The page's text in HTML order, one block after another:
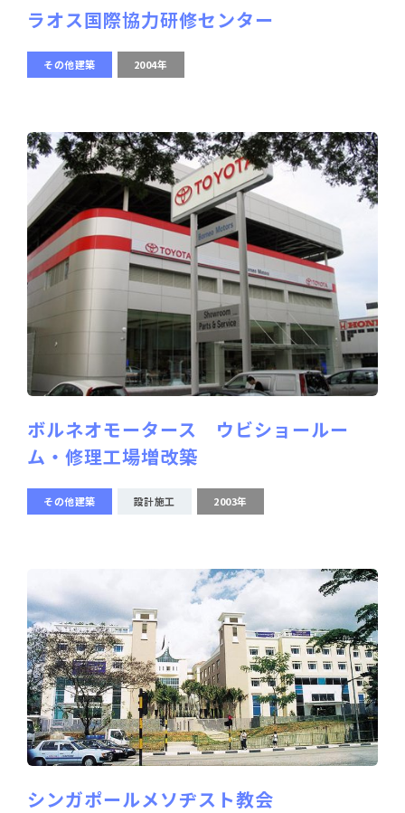
ラオス国際協力研修センター
その他建築 2004年
ボルネオモータース ウビショールー
ム・修理工場増改築
その他建築 設計施工 2003年
シンガポールメソヂスト教会